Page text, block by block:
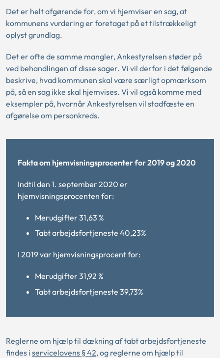
Det er helt afgørende for, om vi hjemviser en sag, at
kommunens vurdering er foretaget på et tilstrækkeligt
oplyst grundlag.
Det er ofte de samme mangler, Ankestyrelsen støder på
ved behandlingen af disse sager. Vi vil derfor i det følgende
beskrive, hvad kommunen skal være særligt opmærksom
på, så en sag ikke skal hjemvises. Vi vil også komme med
eksempler på, hvornår Ankestyrelsen vil stadfæste en
afgørelse om personkreds.
Fakta om hjemvisningsprocenter for 2019 og 2020
Indtil den 1. september 2020 er
hjemvisningsprocenten for:
Merudgifter 31,63 %
Tabt arbejdsfortjeneste 40,23%
I 2019 var hjemvisningsprocent for:
Merudgifter 31,92 %
Tabt arbejdsfortjeneste 39,73%
Reglerne om hjælp til dækning af tabt arbejdsfortjeneste
findes i servicelovens § 42, og reglerne om hjælp til